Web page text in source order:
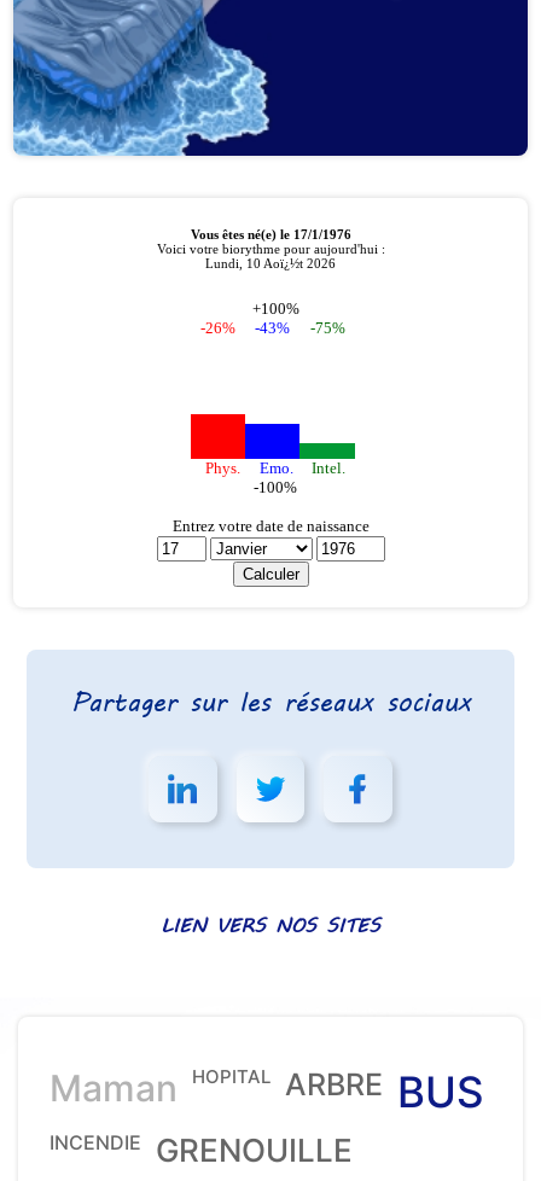
Partager sur les réseaux sociaux
LIEN VERS NOS SITES
Maman HOPITAL ARBRE BUS
INCENDIE GRENOUILLE